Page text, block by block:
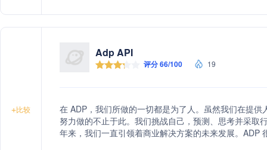
+比较
Adp API
评分 66/100 19
在 ADP，我们所做的一切都是为了人。虽然我们在提
努力做的不止于此。我们挑战自己，预测、思考并采取
年来，我们一直引领着商业解决方案的未来发展。ADP